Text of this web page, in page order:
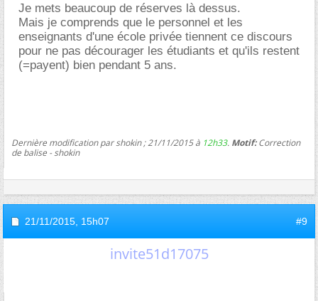
Je mets beaucoup de réserves là dessus.
Mais je comprends que le personnel et les
enseignants d'une école privée tiennent ce discours
pour ne pas décourager les étudiants et qu'ils restent
(=payent) bien pendant 5 ans.
Dernière modification par shokin ; 21/11/2015 à 12h33. Motif:Correction
de balise - shokin
21/11/2015, 15h07 #9
invite51d17075